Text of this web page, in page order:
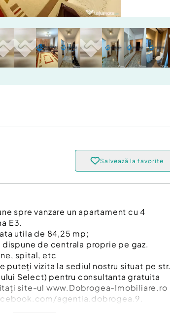
Salvează la favorite
spre vanzare un apartament cu 4
E3.
utila de 84,25 mp;
de centrala proprie pe gaz.
spital, etc
puteți vizita la sediul nostru situat pe str.
Select) pentru consultanta gratuita
site-ul www.Dobrogea-Imobiliare.ro
agentia.dobrogea.9.